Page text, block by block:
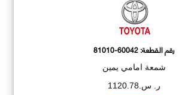
رقم القطعة:81010-60042
شمعة امامي يمين
ر. س.1120.78